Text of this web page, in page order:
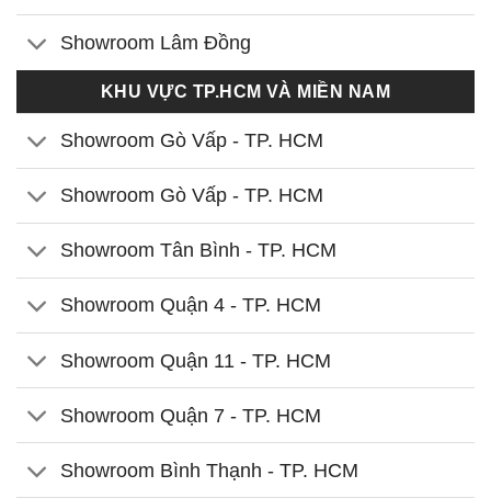
Showroom Lâm Đồng
KHU VỰC TP.HCM VÀ MIỀN NAM
Showroom Gò Vấp - TP. HCM
Showroom Gò Vấp - TP. HCM
Showroom Tân Bình - TP. HCM
Showroom Quận 4 - TP. HCM
Showroom Quận 11 - TP. HCM
Showroom Quận 7 - TP. HCM
Showroom Bình Thạnh - TP. HCM